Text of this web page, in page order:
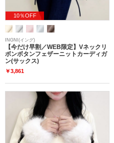
10％OFF
INGNI(イング)
【今だけ早割／WEB限定】Vネックリ
ボンボタンフェザーニットカーディガ
ン(サックス)
￥3,861